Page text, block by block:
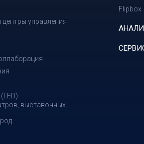
управления
выставочных
Flipbox